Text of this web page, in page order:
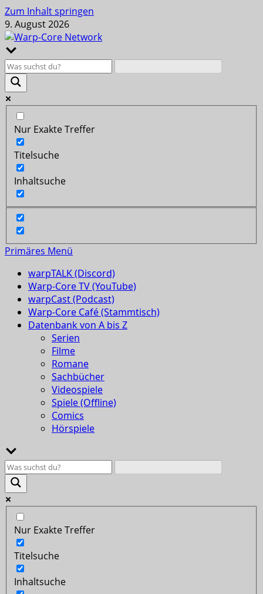
Zum Inhalt springen
9. August 2026
Nur Exakte Treffer
Titelsuche
Inhaltsuche
Primäres Menü
warpTALK (Discord)
Warp-Core TV (YouTube)
warpCast (Podcast)
Warp-Core Café (Stammtisch)
Datenbank von A bis Z
Serien
Filme
Romane
Sachbücher
Videospiele
Spiele (Offline)
Comics
Hörspiele
Nur Exakte Treffer
Titelsuche
Inhaltsuche